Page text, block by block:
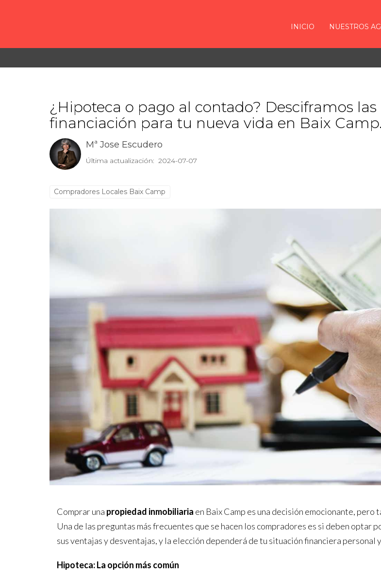
INICIO NUESTROS
¿Hipoteca o pago al contado? Desciframos
financiación para tu nueva vida en Baix Camp.
Mª Jose Escudero
Última actualización: 2024-07-07
Compradores Locales Baix Camp
Comprar una propiedad inmobiliaria en Baix Camp es una decisión emocionante,
Una de las preguntas más frecuentes que se hacen los compradores es si deben optar
sus ventajas y desventajas, y la elección dependerá de tu situación financiera personal
Hipoteca: La opción más común